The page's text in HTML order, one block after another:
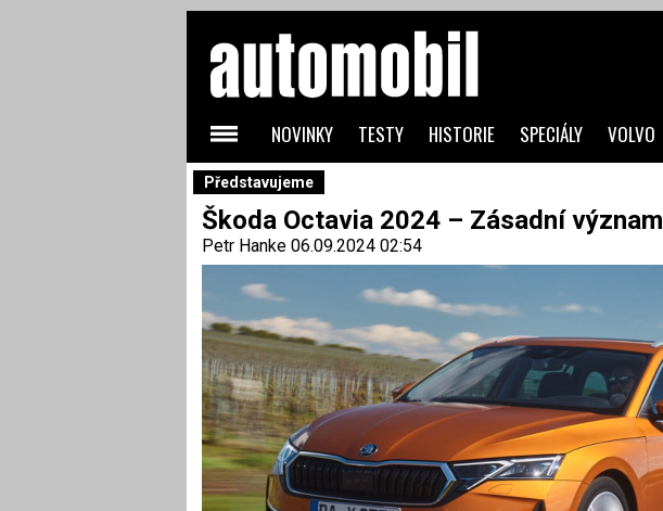
Představujeme
Škoda Octavia 2024 – Zásadní význam
Petr Hanke06.09.2024 02:54
NOVINKY TESTY HISTORIE SPECIÁLY VOLVO